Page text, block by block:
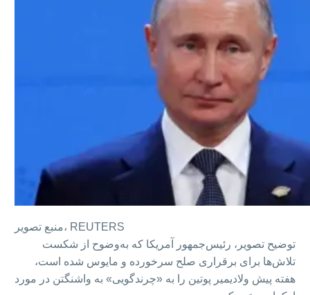
منبع تصویر، REUTERS
توضیح تصویر، رئیس‌جمهور آمریکا که به‌وضوح از شکست
تلاش‌ها برای برقراری صلح سرخورده و مایوس شده است،
هفته پیش ولادیمیر پوتین را به «چرند‌گویی» به واشنگتن در مورد